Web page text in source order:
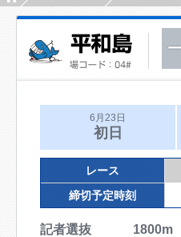
6月23日
初日
レース
締切予定時刻
記者選抜 1800m